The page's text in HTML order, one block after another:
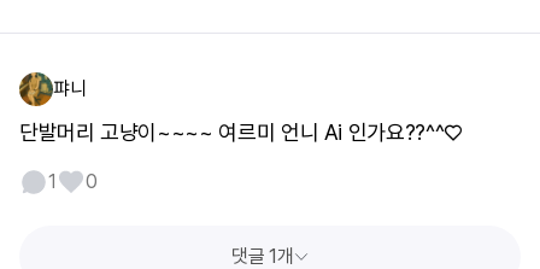
퍄니
단발머리 고냥이~~~~ 여르미 언니 Ai 인가요??^^♡
1 0
댓글 1개